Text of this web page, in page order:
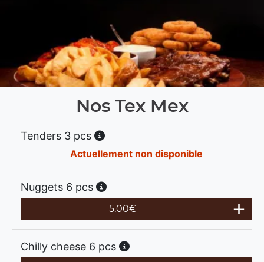
Nos Tex Mex
Tenders 3 pcs
Actuellement non disponible
Nuggets 6 pcs
5.00€
Chilly cheese 6 pcs